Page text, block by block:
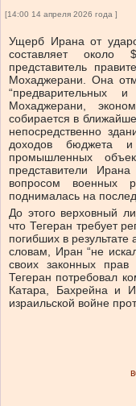
[14:00 14 апреля 2026 года ]
Ущерб Ирана от
составляет около
представитель
Мохаджерани. Она
Мохаджерани,
собирается в
непосредственно
доходов бюджета и
промышленных
представители
вопросом военных
поднималась на
До этого верховный
что Тегеран требует
погибших в результате
словам, Иран “не
своих законных прав
Тегеран потребовал
Катара, Бахрейна и
израильской войне